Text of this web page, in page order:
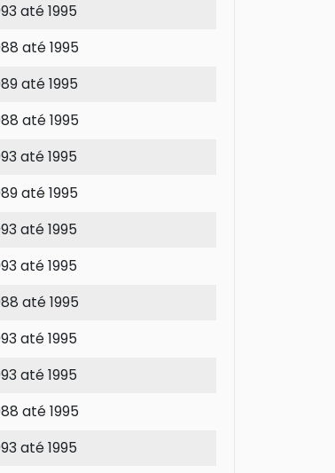
até 1995
até 1995
até 1995
até 1995
até 1995
até 1995
até 1995
até 1995
até 1995
até 1995
até 1995
até 1995
até 1995